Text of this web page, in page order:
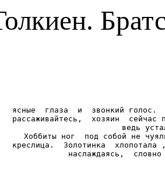
ясные  глаза  и  звонкий
рассаживайтесь,  хозяин
ведь
Хоббиты ног  под собой не
креслица.  Золотинка
наслаждаясь,